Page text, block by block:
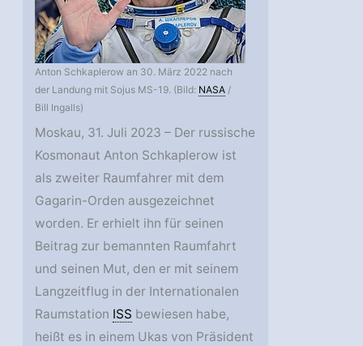
Anton Schkaplerow an 30. März 2022 nach
der Landung mit Sojus MS-19. (Bild: NASA /
Bill Ingalls)
Moskau, 31. Juli 2023 – Der russische
Kosmonaut Anton Schkaplerow ist
als zweiter Raumfahrer mit dem
Gagarin-Orden ausgezeichnet
worden. Er erhielt ihn für seinen
Beitrag zur bemannten Raumfahrt
und seinen Mut, den er mit seinem
Langzeitflug in der Internationalen
Raumstation ISS bewiesen habe,
heißt es in einem Ukas von Präsident